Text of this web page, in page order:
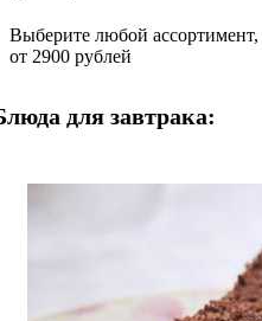
Выберите любой
от 2900 рублей
для завтрака: